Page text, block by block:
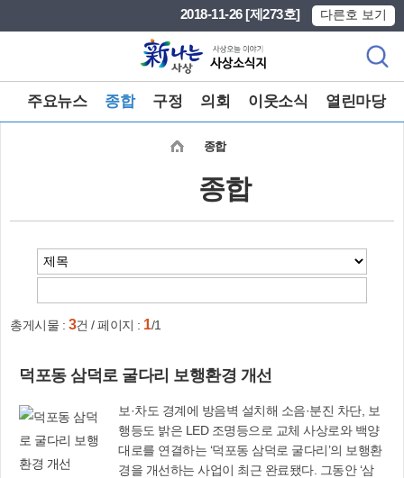
2018-11-26 [제273호] 다른호 보기
주요뉴스 종합 구정 의회 이웃소식 열린마당
종합
종합
총게시물 : 3건 / 페이지 : 1/1
덕포동 삼덕로 굴다리 보행환경 개선
보·차도 경계에 방음벽 설치해 소음·분진 차단, 보
행등도 밝은 LED 조명등으로 교체 사상로와 백양
대로를 연결하는 ‘덕포동 삼덕로 굴다리’의 보행환
경을 개선하는 사업이 최근 완료됐다. 그동안 ‘삼